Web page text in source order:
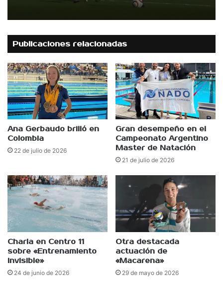
Publicaciones relacionadas
Ana Gerbaudo brilló en
Colombia
22 de julio de 2026
Gran desempeño en el
Campeonato Argentino
Master de Natación
21 de julio de 2026
Charla en Centro 11
sobre «Entrenamiento
invisible»
24 de junio de 2026
Otra destacada
actuación de
«Macarena»
29 de mayo de 2026